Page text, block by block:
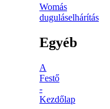
Womás
duguláselhárítás
Egyéb
A
Festő
-
Kezdőlap